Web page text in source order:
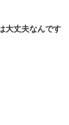
大丈夫なんです